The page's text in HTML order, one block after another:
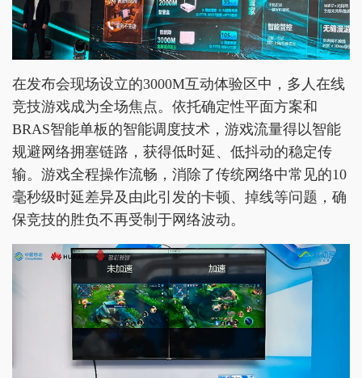
在发布会现场设立的3000M互动体验区中，多人在线
竞技游戏成为全场焦点。依托确定性平面方案和
BRAS智能单板的智能调度技术，游戏流量得以智能
规避网络拥塞链路，获得低时延、低抖动的稳定传
输。游戏全程操作流畅，消除了传统网络中常见的10
毫秒级时延差异及由此引发的卡顿、掉线等问题，确
保竞技的胜负不再受制于网络波动。